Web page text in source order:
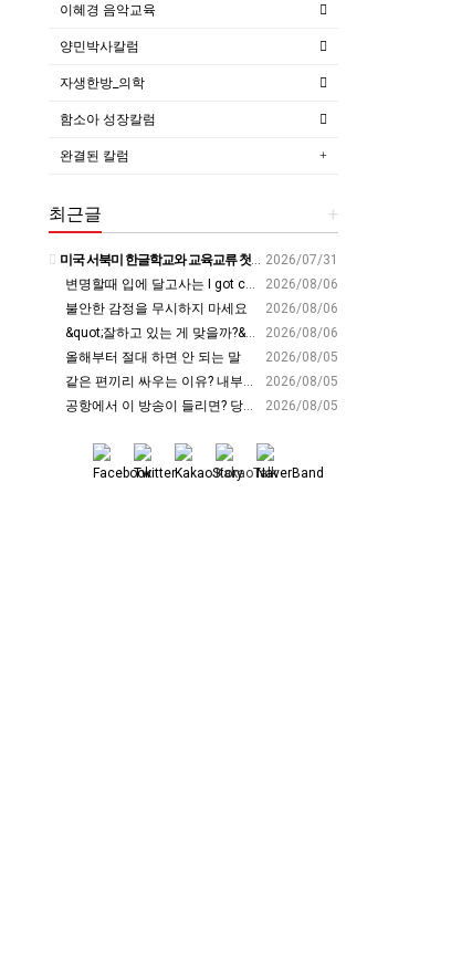
이혜경 음악교육
양민박사칼럼
자생한방_의학
함소아 성장칼럼
완결된 칼럼
+
최근글
2026/07/31
미국 서북미 한글학교와 교육교류 첫 물꼬 - 사회적경제뉴스
2026/08/06
변명할때 입에 달고사는 I got carried away????????
2026/08/06
불안한 감정을 무시하지 마세요
2026/08/06
&quot;잘하고 있는 게 맞을까?&quot; 세바시 대표가 비교 지옥에서 탈출한 방법 [#세바시45 에디토리얼 ep.2]
2026/08/05
올해부터 절대 하면 안 되는 말
2026/08/05
같은 편끼리 싸우는 이유? 내부의 적이 더 무섭다? 인간이 갈등을 빚는 이유ㅣ최재천의 아마존
2026/08/05
공항에서 이 방송이 들리면? 당장 뛰어가세요!! #영어회화 #영어표현 #영어공부